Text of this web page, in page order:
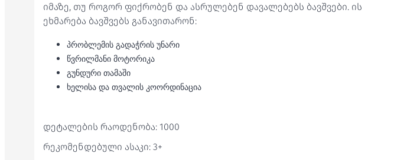
იმაზე, თუ როგორ ფიქრობენ და ასრულებენ დავალებებს ბავშვები. ის
ეხმარება ბავშვებს განავითარონ:
პრობლემის გადაჭრის უნარი
წვრილმანი მოტორიკა
გუნდური თამაში
ხელისა და თვალის კოორდინაცია
დეტალების რაოდენობა: 1000
რეკომენდებული ასაკი: 3+